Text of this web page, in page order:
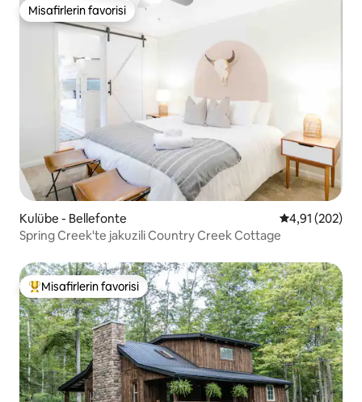
Misafirlerin favorisi
Misafirlerin favorisi
Kulübe - Bellefonte 5 üzerinden
4,91 (202)
Spring Creek'te jakuzili Country Creek Cottage
Misafirlerin favorilerinden en beğenilenler arasında
Misafirlerin favorisi